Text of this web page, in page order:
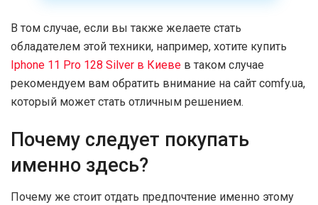
В том случае, если вы также желаете стать
обладателем этой техники, например, хотите купить
Iphone 11 Pro 128 Silver в Киеве в таком случае
рекомендуем вам обратить внимание на сайт comfy.ua,
который может стать отличным решением.
Почему следует покупать
именно здесь?
Почему же стоит отдать предпочтение именно этому